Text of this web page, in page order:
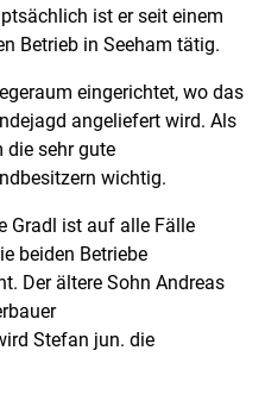
ist er seit einem
Betrieb in Seeham tätig.
eingerichtet, wo das
angeliefert wird. Als
sehr gute
wichtig.
Gradl ist auf alle Fälle
beiden Betriebe
Der ältere Sohn Andreas
Stefan jun. die